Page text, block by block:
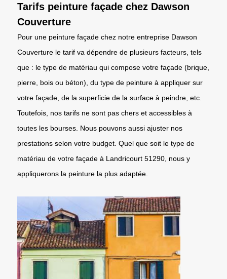
Tarifs peinture façade chez Dawson
Couverture
Pour une peinture façade chez notre entreprise Dawson
Couverture le tarif va dépendre de plusieurs facteurs, tels
que : le type de matériau qui compose votre façade (brique,
pierre, bois ou béton), du type de peinture à appliquer sur
votre façade, de la superficie de la surface à peindre, etc.
Toutefois, nos tarifs ne sont pas chers et accessibles à
toutes les bourses. Nous pouvons aussi ajuster nos
prestations selon votre budget. Quel que soit le type de
matériau de votre façade à Landricourt 51290, nous y
appliquerons la peinture la plus adaptée.